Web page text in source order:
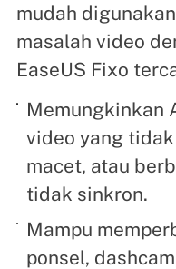
mudah
masalah video
EaseUS Fixo
Memungkinkan
video yang
macet, atau
tidak sinkron.
Mampu
ponsel,